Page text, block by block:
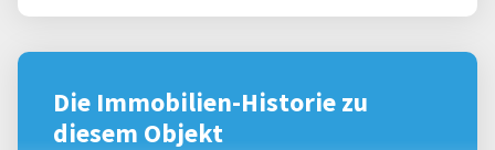
Die Immobilien-Historie zu
diesem Objekt